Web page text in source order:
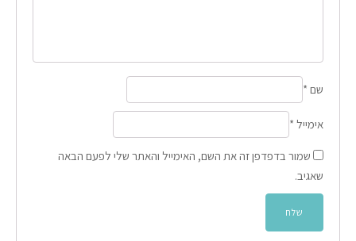
שם *
אימייל *
שמור בדפדפן זה את השם, האימייל והאתר שלי לפעם הבאה
שאגיב.